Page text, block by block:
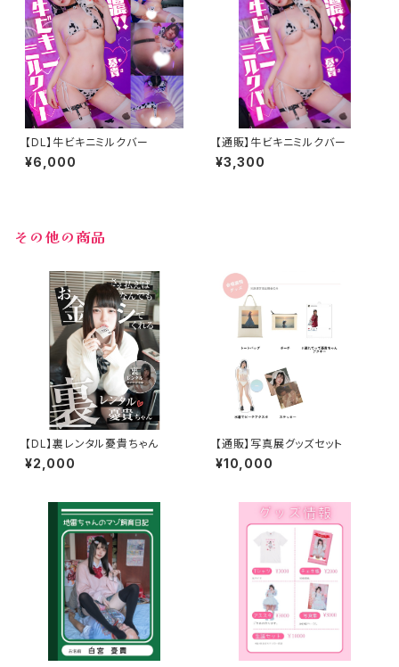
【DL】牛ビキニミルクバー
¥6,000
【通販】牛ビキニミルクバー
¥3,300
その他の商品
【DL】裏レンタル憂貴ちゃん
¥2,000
【通販】写真展グッズセット
¥10,000